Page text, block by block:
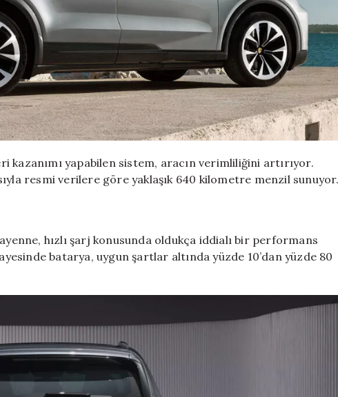
kazanımı yapabilen sistem, aracın verimliliğini artırıyor.
resmi verilere göre yaklaşık 640 kilometre menzil
hızlı şarj konusunda oldukça iddialı bir performans
batarya, uygun şartlar altında yüzde 10’dan yüzde 80